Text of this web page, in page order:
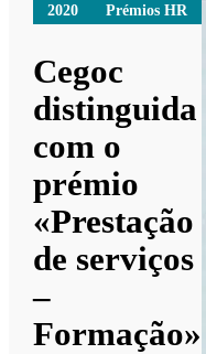
2020 Prémios HR
Cegoc
distinguida
com o
prémio
«Prestação
de serviços
–
Formação»